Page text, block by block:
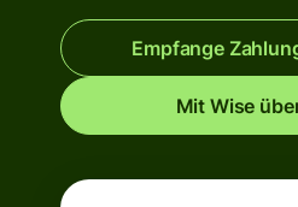
Empfange
Mit Wise